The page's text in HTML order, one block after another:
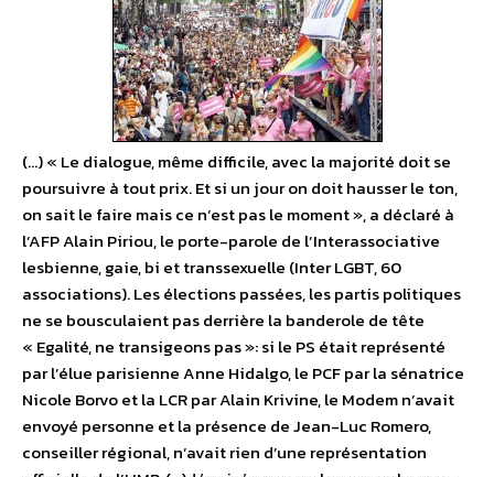
(…) « Le dialogue, même difficile, avec la majorité doit se
poursuivre à tout prix. Et si un jour on doit hausser le ton,
on sait le faire mais ce n’est pas le moment », a déclaré à
l’AFP Alain Piriou, le porte-parole de l’Interassociative
lesbienne, gaie, bi et transsexuelle (Inter LGBT, 60
associations). Les élections passées, les partis politiques
ne se bousculaient pas derrière la banderole de tête
« Egalité, ne transigeons pas »: si le PS était représenté
par l’élue parisienne Anne Hidalgo, le PCF par la sénatrice
Nicole Borvo et la LCR par Alain Krivine, le Modem n’avait
envoyé personne et la présence de Jean-Luc Romero,
conseiller régional, n’avait rien d’une représentation